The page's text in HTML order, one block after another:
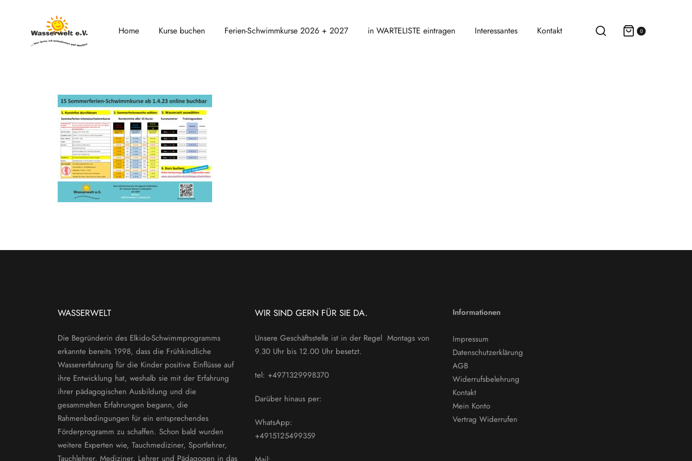
Home Kurse buchen Ferien-Schwimmkurse 2026 + 2027 in WARTELISTE eintragen Interessantes Kontakt 0
WASSERWELT
Die Begründerin des Elkido-Schwimmprogramms
erkannte bereits 1998, dass die Frühkindliche
Wassererfahrung für die Kinder positive Einflüsse auf
ihre Entwicklung hat, weshalb sie mit der Erfahrung
ihrer pädagogischen Ausbildung und die
gesammelten Erfahrungen begann, die
Rahmenbedingungen für ein entsprechendes
Förderprogramm zu schaffen. Schon bald wurden
weitere Experten wie, Tauchmediziner, Sportlehrer,
Tauchlehrer, Mediziner, Lehrer und Pädagogen in das
WIR SIND GERN FÜR SIE DA.
Unsere Geschäftsstelle ist in der Regel Montags von
9.30 Uhr bis 12.00 Uhr besetzt.
tel: +4971329998370
Darüber hinaus per:
WhatsApp:
+4915125499359
Informationen
Impressum
Datenschutzerklärung
AGB
Widerrufsbelehrung
Kontakt
Mein Konto
Vertrag Widerrufen